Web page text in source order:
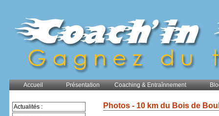
Accueil Présentation Coaching & Entraînnement
Actualités : Photos - 10 km du Bois de